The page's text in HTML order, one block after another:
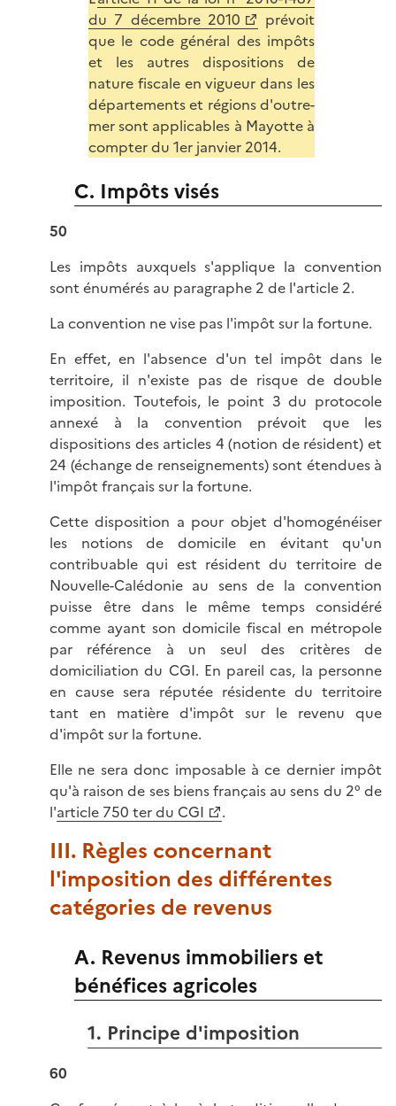
du 7 décembre 2010
prévoit
que le code général des impôts
et les autres dispositions de
nature fiscale en vigueur dans les
départements et régions d'outre-
mer sont applicables à Mayotte à
compter du 1er janvier 2014.
C. Impôts visés
50
Les impôts auxquels s'applique la convention
sont énumérés au paragraphe 2 de l'article 2.
La convention ne vise pas l'impôt sur la fortune.
En effet, en l'absence d'un tel impôt dans le
territoire, il n'existe pas de risque de double
imposition. Toutefois, le point 3 du protocole
annexé à la convention prévoit que les
dispositions des articles 4 (notion de résident) et
24 (échange de renseignements) sont étendues à
l'impôt français sur la fortune.
Cette disposition a pour objet d'homogénéiser
les notions de domicile en évitant qu'un
contribuable qui est résident du territoire de
Nouvelle-Calédonie au sens de la convention
puisse être dans le même temps considéré
comme ayant son domicile fiscal en métropole
par référence à un seul des critères de
domiciliation du CGI. En pareil cas, la personne
en cause sera réputée résidente du territoire
tant en matière d'impôt sur le revenu que
d'impôt sur la fortune.
Elle ne sera donc imposable à ce dernier impôt
qu'à raison de ses biens français au sens du 2° de
l'article 750 ter du CGI .
III. Règles concernant
l'imposition des différentes
catégories de revenus
A. Revenus immobiliers et
bénéfices agricoles
1. Principe d'imposition
60